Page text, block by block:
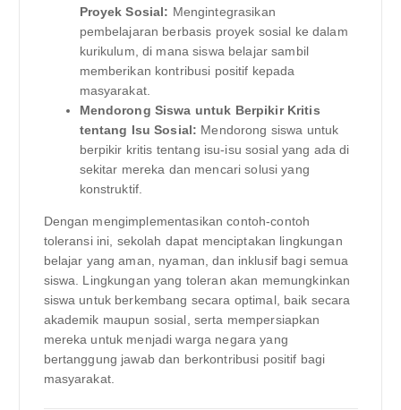
Proyek Sosial: Mengintegrasikan
pembelajaran berbasis proyek sosial ke dalam
kurikulum, di mana siswa belajar sambil
memberikan kontribusi positif kepada
masyarakat.
Mendorong Siswa untuk Berpikir Kritis
tentang Isu Sosial: Mendorong siswa untuk
berpikir kritis tentang isu-isu sosial yang ada di
sekitar mereka dan mencari solusi yang
konstruktif.
Dengan mengimplementasikan contoh-contoh
toleransi ini, sekolah dapat menciptakan lingkungan
belajar yang aman, nyaman, dan inklusif bagi semua
siswa. Lingkungan yang toleran akan memungkinkan
siswa untuk berkembang secara optimal, baik secara
akademik maupun sosial, serta mempersiapkan
mereka untuk menjadi warga negara yang
bertanggung jawab dan berkontribusi positif bagi
masyarakat.